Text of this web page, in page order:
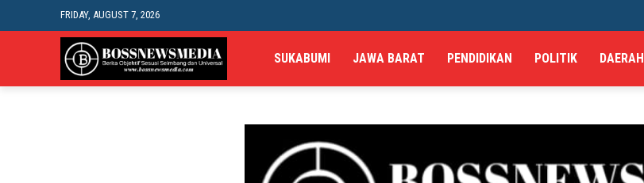
FRIDAY, AUGUST 7, 2026
SUKABUMI JAWA BARAT PENDIDIKAN POLITIK DAERAH